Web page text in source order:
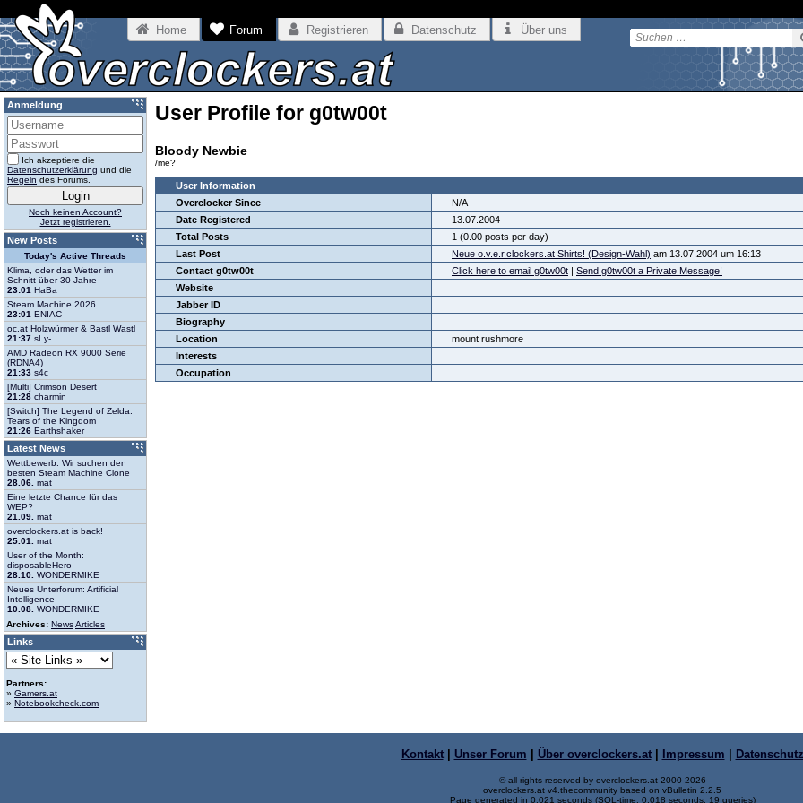
Home Forum Registrieren Datenschutz Über uns
User Profile for g0tw00t
Bloody Newbie
/me?
User Information
Overclocker Since
N/A
Date Registered
13.07.2004
Total Posts
1 (0.00 posts per day)
Last Post
Neue o.v.e.r.clockers.at Shirts! (Design-Wahl) am 13.07.2004 um 16:13
Contact g0tw00t
Click here to email g0tw00t | Send g0tw00t a Private Message!
Website
Jabber ID
Biography
Location
mount rushmore
Interests
Occupation
Anmeldung
Ich akzeptiere die
Datenschutzerklärung und die
Regeln des Forums.
Noch keinen Account?
Jetzt registrieren.
New Posts
Today's Active Threads
Klima, oder das Wetter im
Schnitt über 30 Jahre
23:01 HaBa
Steam Machine 2026
23:01 ENIAC
oc.at Holzwürmer & Bastl Wastl
21:37 sLy-
AMD Radeon RX 9000 Serie
(RDNA4)
21:33 s4c
[Multi] Crimson Desert
21:28 charmin
[Switch] The Legend of Zelda:
Tears of the Kingdom
21:26 Earthshaker
Latest News
Wettbewerb: Wir suchen den
besten Steam Machine Clone
28.06. mat
Eine letzte Chance für das
WEP?
21.09. mat
overclockers.at is back!
25.01.
mat
User of the Month:
disposableHero
28.10. WONDERMIKE
Neues Unterforum: Artificial
Intelligence
10.08. WONDERMIKE
Archives: NewsArticles
Links
Partners:
» Gamers.at
» Notebookcheck.com
Kontakt| Unser Forum | Über overclockers.at| Impressum | Datenschutz
© all rights reserved by overclockers.at 2000-2026
overclockers.at v4.thecommunity based on vBulletin 2.2.5
Page generated in 0.021 seconds (SQL-time: 0.018 seconds, 19 queries)